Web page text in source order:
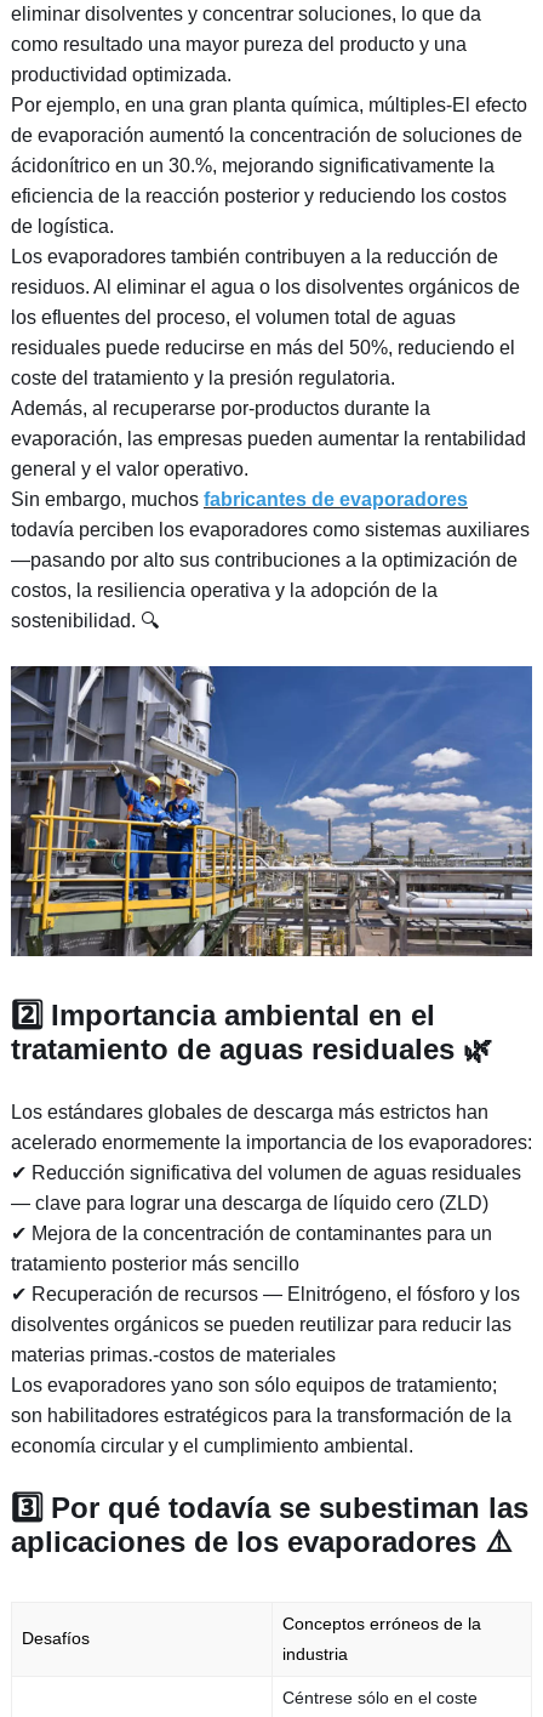
eliminar disolventes y concentrar soluciones, lo que da
como resultado una mayor pureza del producto y una
productividad optimizada.
Por ejemplo, en una gran planta química, múltiples-El efecto
de evaporación aumentó la concentración de soluciones de
ácidonítrico en un 30.%, mejorando significativamente la
eficiencia de la reacción posterior y reduciendo los costos
de logística.
Los evaporadores también contribuyen a la reducción de
residuos. Al eliminar el agua o los disolventes orgánicos de
los efluentes del proceso, el volumen total de aguas
residuales puede reducirse en más del 50%, reduciendo el
coste del tratamiento y la presión regulatoria.
Además, al recuperarse por-productos durante la
evaporación, las empresas pueden aumentar la rentabilidad
general y el valor operativo.
Sin embargo, muchos fabricantes de evaporadores
todavía perciben los evaporadores como sistemas auxiliares
—pasando por alto sus contribuciones a la optimización de
costos, la resiliencia operativa y la adopción de la
sostenibilidad. 🔍
2️⃣ Importancia ambiental en el
tratamiento de aguas residuales 🌿
Los estándares globales de descarga más estrictos han
acelerado enormemente la importancia de los evaporadores:
✔ Reducción significativa del volumen de aguas residuales
— clave para lograr una descarga de líquido cero (ZLD)
✔ Mejora de la concentración de contaminantes para un
tratamiento posterior más sencillo
✔ Recuperación de recursos — Elnitrógeno, el fósforo y los
disolventes orgánicos se pueden reutilizar para reducir las
materias primas.-costos de materiales
Los evaporadores yano son sólo equipos de tratamiento;
son habilitadores estratégicos para la transformación de la
economía circular y el cumplimiento ambiental.
3️⃣ Por qué todavía se subestiman las
aplicaciones de los evaporadores ⚠️
Desafíos
Conceptos erróneos de la
industria
Céntrese sólo en el coste